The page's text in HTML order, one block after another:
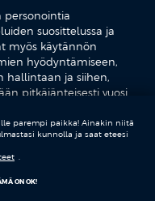
personointia
suosittelussa ja
myös käytännön
hyödyntämiseen,
hallintaan ja siihen,
pitkäjänteisesti vuosi
parempi paikka! Ainakin niitä
kunnolla ja saat eteesi
ON OK!